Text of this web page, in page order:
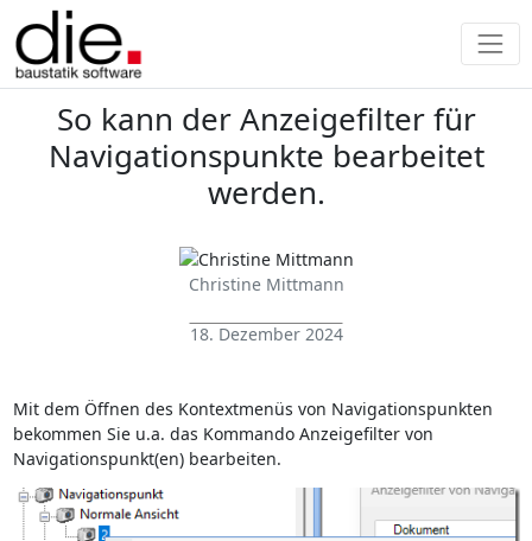
So kann der Anzeigefilter für
Navigationspunkte bearbeitet
werden.
Christine Mittmann
18. Dezember 2024
Mit dem Öffnen des Kontextmenüs von Navigationspunkten
bekommen Sie u.a. das Kommando Anzeigefilter von
Navigationspunkt(en) bearbeiten.